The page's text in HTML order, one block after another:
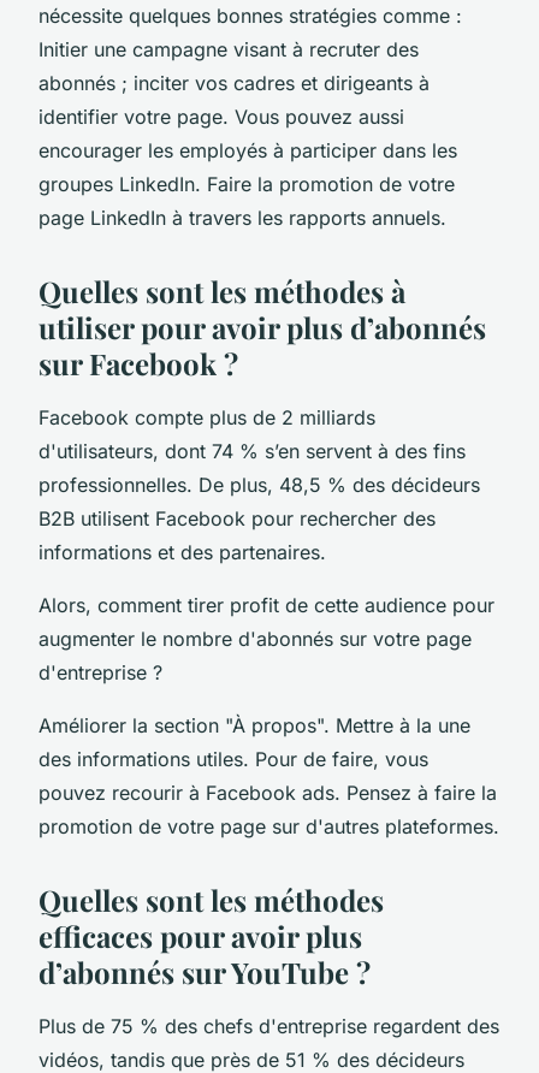
nécessite quelques bonnes stratégies comme :
Initier une campagne visant à recruter des
abonnés ; inciter vos cadres et dirigeants à
identifier votre page. Vous pouvez aussi
encourager les employés à participer dans les
groupes LinkedIn. Faire la promotion de votre
page LinkedIn à travers les rapports annuels.
Quelles sont les méthodes à
utiliser pour avoir plus d’abonnés
sur Facebook ?
Facebook compte plus de 2 milliards
d'utilisateurs, dont 74 % s’en servent à des fins
professionnelles. De plus, 48,5 % des décideurs
B2B utilisent Facebook pour rechercher des
informations et des partenaires.
Alors, comment tirer profit de cette audience pour
augmenter le nombre d'abonnés sur votre page
d'entreprise ?
Améliorer la section "À propos". Mettre à la une
des informations utiles. Pour de faire, vous
pouvez recourir à Facebook ads. Pensez à faire la
promotion de votre page sur d'autres plateformes.
Quelles sont les méthodes
efficaces pour avoir plus
d’abonnés sur YouTube ?
Plus de 75 % des chefs d'entreprise regardent des
vidéos, tandis que près de 51 % des décideurs